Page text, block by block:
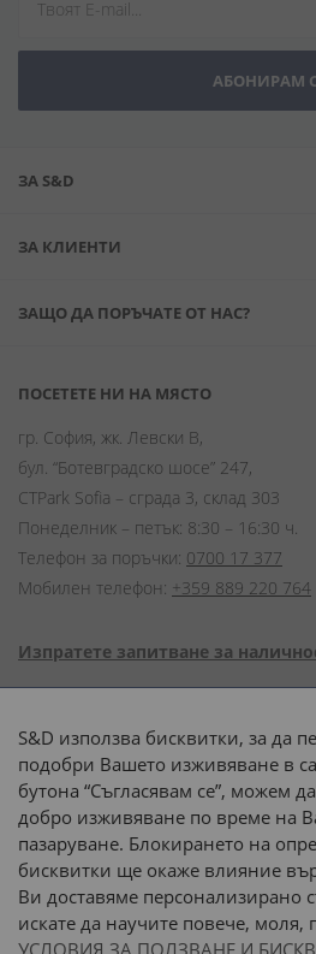
АБОНИРАМ
ЗА S&D
ЗА КЛИЕНТИ
ЗАЩО ДА ПОРЪЧАТЕ ОТ НАС?
ПОСЕТЕТЕ НИ НА МЯСТО
гр. София, жк. Левски В,
бул. “Ботевградско шосе” 247,
CTPark Sofia – сграда 3, склад 303
Понеделник – петък: 8:30 – 16:30 ч.
Телефон за поръчки: 0700 17 377
Мобилен телефон: +359 889 220 764
Изпратете запитване за
Начини на
Доставка до
или
S&D използва бисквитки, за да
подобри Вашето изживяване в
бутона “Съгласявам се”, можем
добро изживяване по време на
пазаруване. Блокирането на
бисквитки ще окаже влияние
Ви доставяме персонализирано
искате да научите повече, моля,
УСЛОВИЯ ЗА ПОЛЗВАНЕ И